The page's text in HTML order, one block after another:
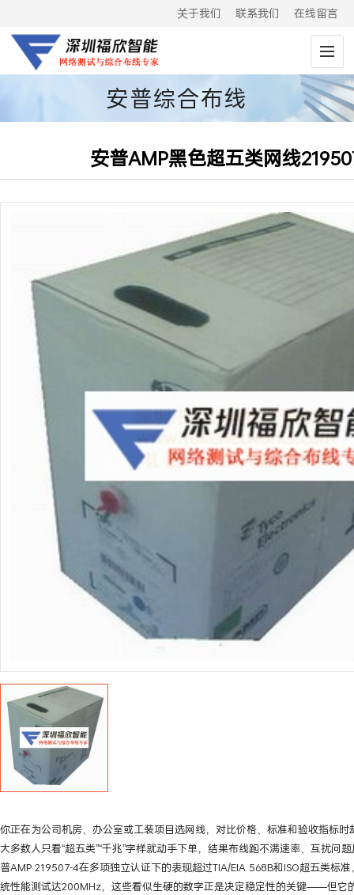
关于我们 联系我们 在线留言
安普综合布线
安普AMP黑色超五类网线
你正在为公司机房、办公室或工装项目选网线，对比价格、标准和验收指标
大多数人只看“超五类”“千兆”字样就动手下单，结果布线跑不满速率、互扰问
普AMP 219507-4在多项独立认证下的表现超过TIA/EIA 568B和ISO超五类标
统性能测试达200MHz，这些看似生硬的数字正是决定稳定性的关键——但它